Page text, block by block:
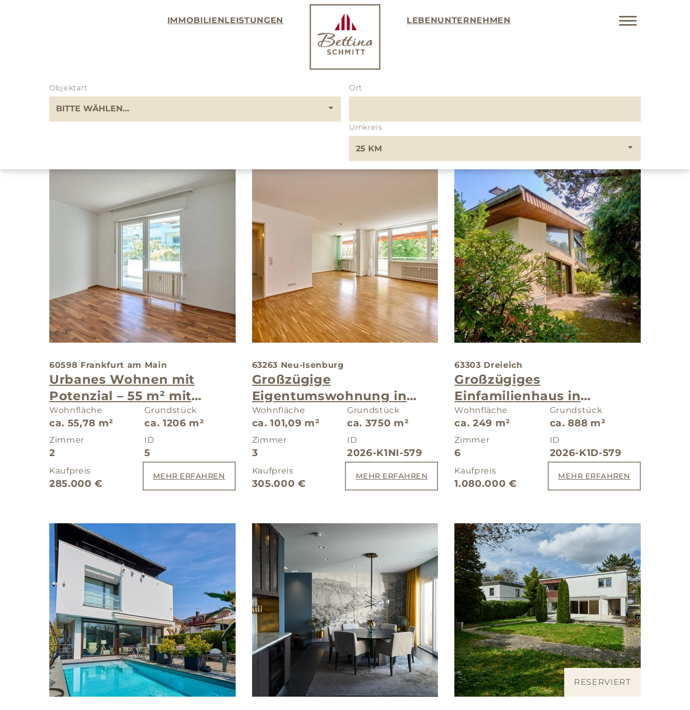
IMMOBILIENLEISTUNGEN LEBENUNTERNEHMEN
Objektart Ort
Umkreis
15 Immobilien gefunden
60598 Frankfurt am Main
Urbanes Wohnen mit
Potenzial – 55 m² mit
Balkon in guter Lage
Wohnfläche
ca. 55,78 m²
Grundstück
ca. 1206 m²
Zimmer
2
ID
5
Kaufpreis
285.000 €
MEHR ERFAHREN
63263 Neu-Isenburg
Großzügige
Eigentumswohnung in
gepflegtem
Mehrfamilienhaus
Wohnfläche
ca. 101,09 m²
Grundstück
ca. 3750 m²
Zimmer
3
ID
2026-K1NI-579
Kaufpreis
305.000 €
MEHR ERFAHREN
63303 Dreieich
Großzügiges
Einfamilienhaus in
naturnaher Umgebung
Wohnfläche
ca. 249 m²
Grundstück
ca. 888 m²
Zimmer
6
ID
2026-K1D-579
Kaufpreis
1.080.000 €
MEHR ERFAHREN
RESERVIERT